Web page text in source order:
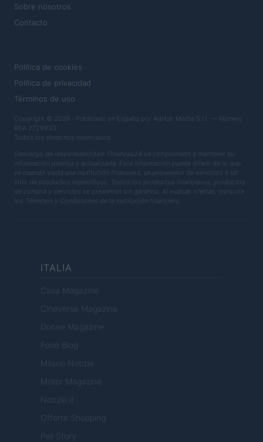
Sobre nosotros
Contacto
Política de cookies
Política de privacidad
Términos de uso
Copyright © 2026 · Publicado en España por AdHub Media S.r.l. — Número
REA 2729933
Todos los derechos reservados
Descargo de responsabilidad: Finanzas24 se compromete a mantener su
información precisa y actualizada. Esta información puede diferir de lo que
ve cuando visita una institución financiera, un proveedor de servicios o un
sitio de productos específicos. Todos los productos financieros, productos
de compra y servicios se presentan sin garantía. Al evaluar ofertas, consulte
los Términos y Condiciones de la institución financiera.
ITALIA
Casa Magazine
Cineverse Magazine
Donne Magazine
Food Blog
Milano Notizie
Motor Magazine
Notizie.it
Offerte Shopping
Pet Story